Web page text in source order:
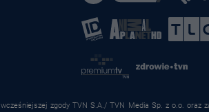
zgody TVN S.A./ TVN Media Sp. z o.o.